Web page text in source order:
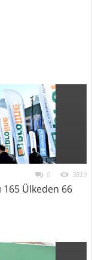
0 3819
165 Ülkeden 66